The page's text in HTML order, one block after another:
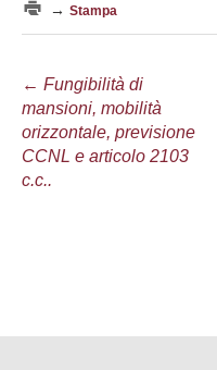
→ Stampa
Navigazione
articolo
← Fungibilità di
mansioni, mobilità
orizzontale, previsione
CCNL e articolo 2103
c.c..